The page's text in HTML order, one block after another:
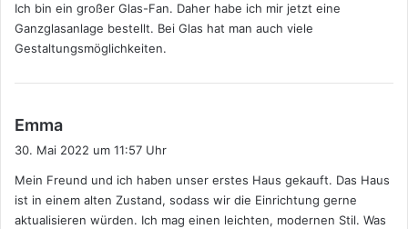
t
:
Ich bin ein großer Glas-Fan. Daher habe ich mir jetzt eine
Ganzglasanlage bestellt. Bei Glas hat man auch viele
Gestaltungsmöglichkeiten.
Emma
a
t
:
30. Mai 2022 um 11:57 Uhr
Mein Freund und ich haben unser erstes Haus gekauft. Das Haus
ist in einem alten Zustand, sodass wir die Einrichtung gerne
aktualisieren würden. Ich mag einen leichten, modernen Stil. Was